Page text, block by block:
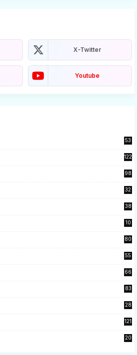
X-Twitter
Youtube
53
122
98
32
38
10
80
55
66
83
28
121
20